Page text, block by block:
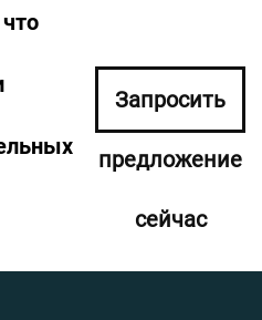
Запросить
предложение
сейчас